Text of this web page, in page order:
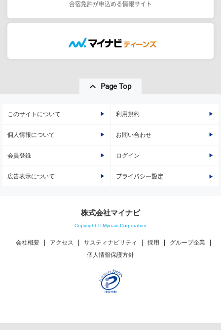
合宿免許が申込める情報サイト
Page Top
このサイトについて 利用規約
個人情報について お問い合わせ
会員登録 ログイン
広告表示について プライバシー設定
株式会社マイナビ
Copyright © Mynavi Corporation
会社概要 アクセス サスティナビリティ 採用
グループ企業
個人情報保護方針